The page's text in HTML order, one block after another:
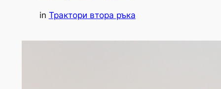
in Трактори втора ръка